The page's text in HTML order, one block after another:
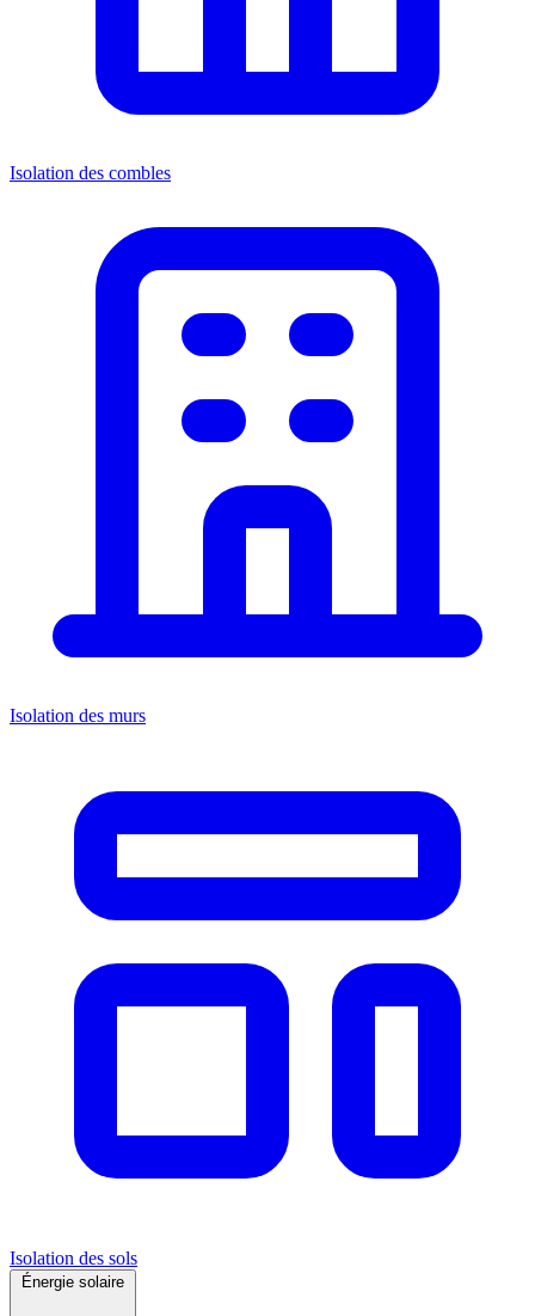
Isolation des combles
Isolation des murs
Isolation des sols